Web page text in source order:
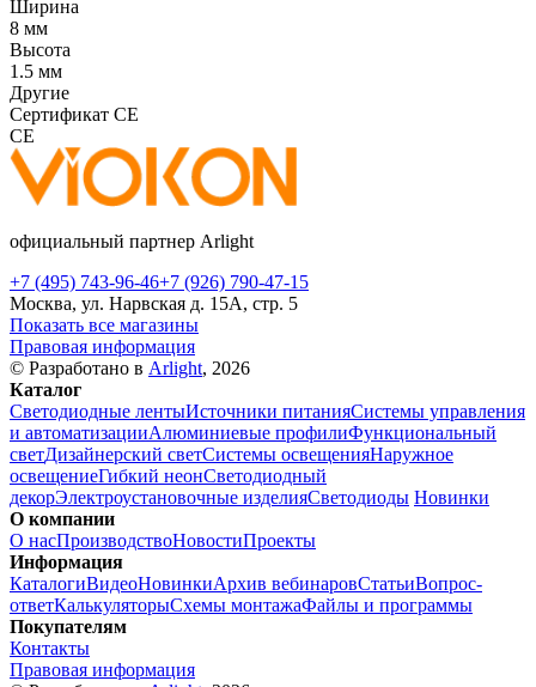
Ширина
8 мм
Высота
1.5 мм
Другие
Сертификат CE
CE
официальный партнер Arlight
+7 (495) 743-96-46+7 (926) 790-47-15
Москва, ул. Нарвская д. 15А, стр. 5
Показать все магазины
Правовая информация
© Разработано в Arlight, 2026
Каталог
Светодиодные лентыИсточники питанияСистемы управления
и автоматизацииАлюминиевые профилиФункциональный
светДизайнерский светСистемы освещенияНаружное
освещениеГибкий неонСветодиодный
декорЭлектроустановочные изделияСветодиоды Новинки
О компании
О насПроизводствоНовостиПроекты
Информация
КаталогиВидеоНовинкиАрхив вебинаровСтатьиВопрос-
ответКалькуляторыСхемы монтажаФайлы и программы
Покупателям
Контакты
Правовая информация